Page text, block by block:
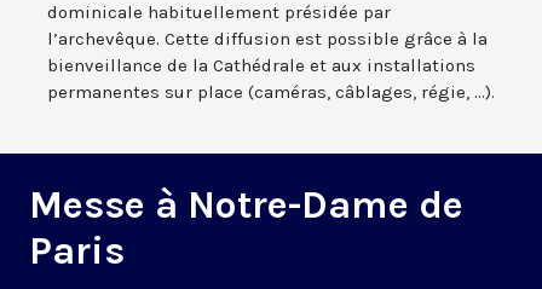
dominicale habituellement présidée par
l’archevêque. Cette diffusion est possible grâce à la
bienveillance de la Cathédrale et aux installations
permanentes sur place (caméras, câblages, régie, ...).
Messe à Notre-Dame de
Paris